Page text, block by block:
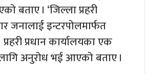
बताए । ‘जिल्ला प्रहरी
जनालाई इन्टरपोलमार्फत
प्रधान कार्यालयका एक
अनुरोध भई आएको बताए ।